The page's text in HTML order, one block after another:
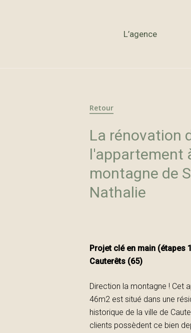
L’agence
Retour
La rénovation
l'appartement
montagne de
Nathalie
Projet clé en main (étapes
Cauterêts (65)
Direction la montagne ! Cet
46m2 est situé dans une
historique de la ville de
clients possèdent ce bien